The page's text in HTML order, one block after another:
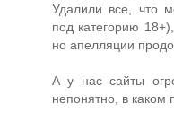
Удалили все, что
под категорию
но апелляции
А у нас сайты
непонятно, в каком